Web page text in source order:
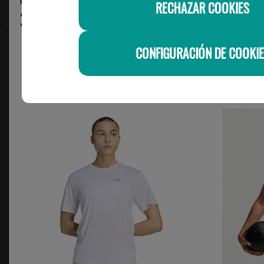
34.99€ 28.00€
RECHAZAR COOKIES
CONFIGURACIÓN DE